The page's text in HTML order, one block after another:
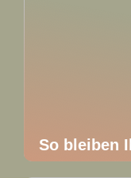
So bleiben